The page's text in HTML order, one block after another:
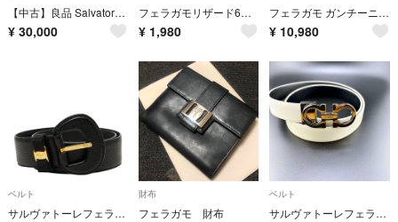
【中古】良品 Salvatore Ferragamo フェラガモ ガンチーニ レザー 札入れ fY03511N
¥ 30,000
フェラガモリザード6連キーケース
¥ 1,980
フェラガモ ガンチーニ レザー ベルト 70 ブラック レディース メンズ ユニセックス
¥ 10,980
ベルト
サルヴァトーレフェラガモ ヴァラ リボン 型押し ベルト サイズ 70 レザー レディース Salvatore Ferragamo 【1-0284273】
財布
フェラガモ 財布
ベルト
サルヴァトーレフェラガモ ガンチーニ リバーシブルベルト 白 黒 94cm